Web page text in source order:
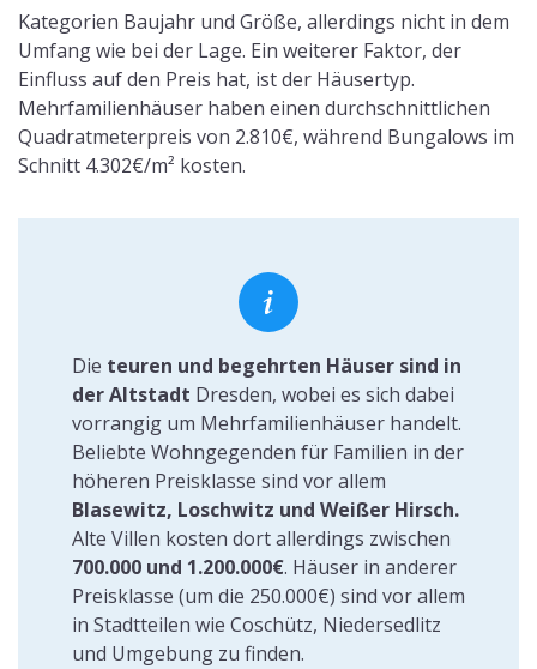
Kategorien Baujahr und Größe, allerdings nicht in dem
Umfang wie bei der Lage. Ein weiterer Faktor, der
Einfluss auf den Preis hat, ist der Häusertyp.
Mehrfamilienhäuser haben einen durchschnittlichen
Quadratmeterpreis von 2.810€, während Bungalows im
Schnitt 4.302€/m² kosten.
Die teuren und begehrten Häuser sind in
der Altstadt Dresden, wobei es sich dabei
vorrangig um Mehrfamilienhäuser handelt.
Beliebte Wohngegenden für Familien in der
höheren Preisklasse sind vor allem
Blasewitz, Loschwitz und Weißer Hirsch.
Alte Villen kosten dort allerdings zwischen
700.000 und 1.200.000€. Häuser in anderer
Preisklasse (um die 250.000€) sind vor allem
in Stadtteilen wie Coschütz, Niedersedlitz
und Umgebung zu finden.